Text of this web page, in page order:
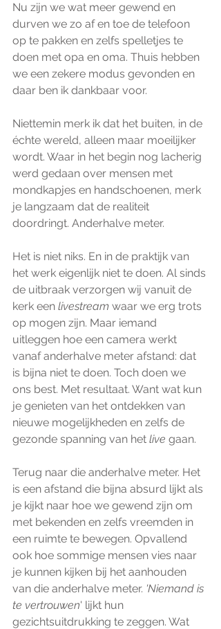
Nu zijn we wat meer gewend en
durven we zo af en toe de telefoon
op te pakken en zelfs spelletjes te
doen met opa en oma. Thuis hebben
we een zekere modus gevonden en
daar ben ik dankbaar voor.
Niettemin merk ik dat het buiten, in de
échte wereld, alleen maar moeilijker
wordt. Waar in het begin nog lacherig
werd gedaan over mensen met
mondkapjes en handschoenen, merk
je langzaam dat de realiteit
doordringt. Anderhalve meter.
Het is niet niks. En in de praktijk van
het werk eigenlijk niet te doen. Al sinds
de uitbraak verzorgen wij vanuit de
kerk een livestream waar we erg trots
op mogen zijn. Maar iemand
uitleggen hoe een camera werkt
vanaf anderhalve meter afstand: dat
is bijna niet te doen. Toch doen we
ons best. Met resultaat. Want wat kun
je genieten van het ontdekken van
nieuwe mogelijkheden en zelfs de
gezonde spanning van het live gaan.
Terug naar die anderhalve meter. Het
is een afstand die bijna absurd lijkt als
je kijkt naar hoe we gewend zijn om
met bekenden en zelfs vreemden in
een ruimte te bewegen. Opvallend
ook hoe sommige mensen vies naar
je kunnen kijken bij het aanhouden
van die anderhalve meter. 'Niemand is
te vertrouwen' lijkt hun
gezichtsuitdrukking te zeggen. Wat